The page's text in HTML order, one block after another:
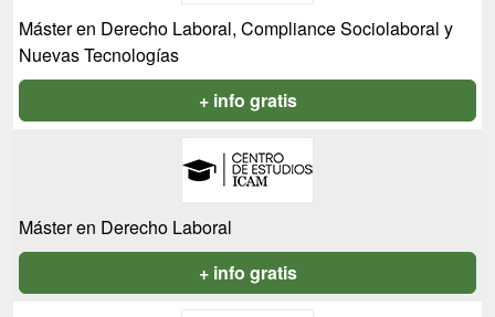
Máster en Derecho Laboral, Compliance Sociolaboral y
Nuevas Tecnologías
+ info gratis
Máster en Derecho Laboral
+ info gratis